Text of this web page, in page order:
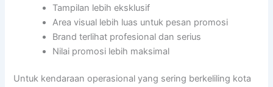
Tampilan lebih eksklusif
Area visual lebih luas untuk pesan promosi
Brand terlihat profesional dan serius
Nilai promosi lebih maksimal
Untuk kendaraan operasional yang sering berkeliling kota